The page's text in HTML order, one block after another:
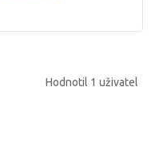
Hodnotil 1 uživatel